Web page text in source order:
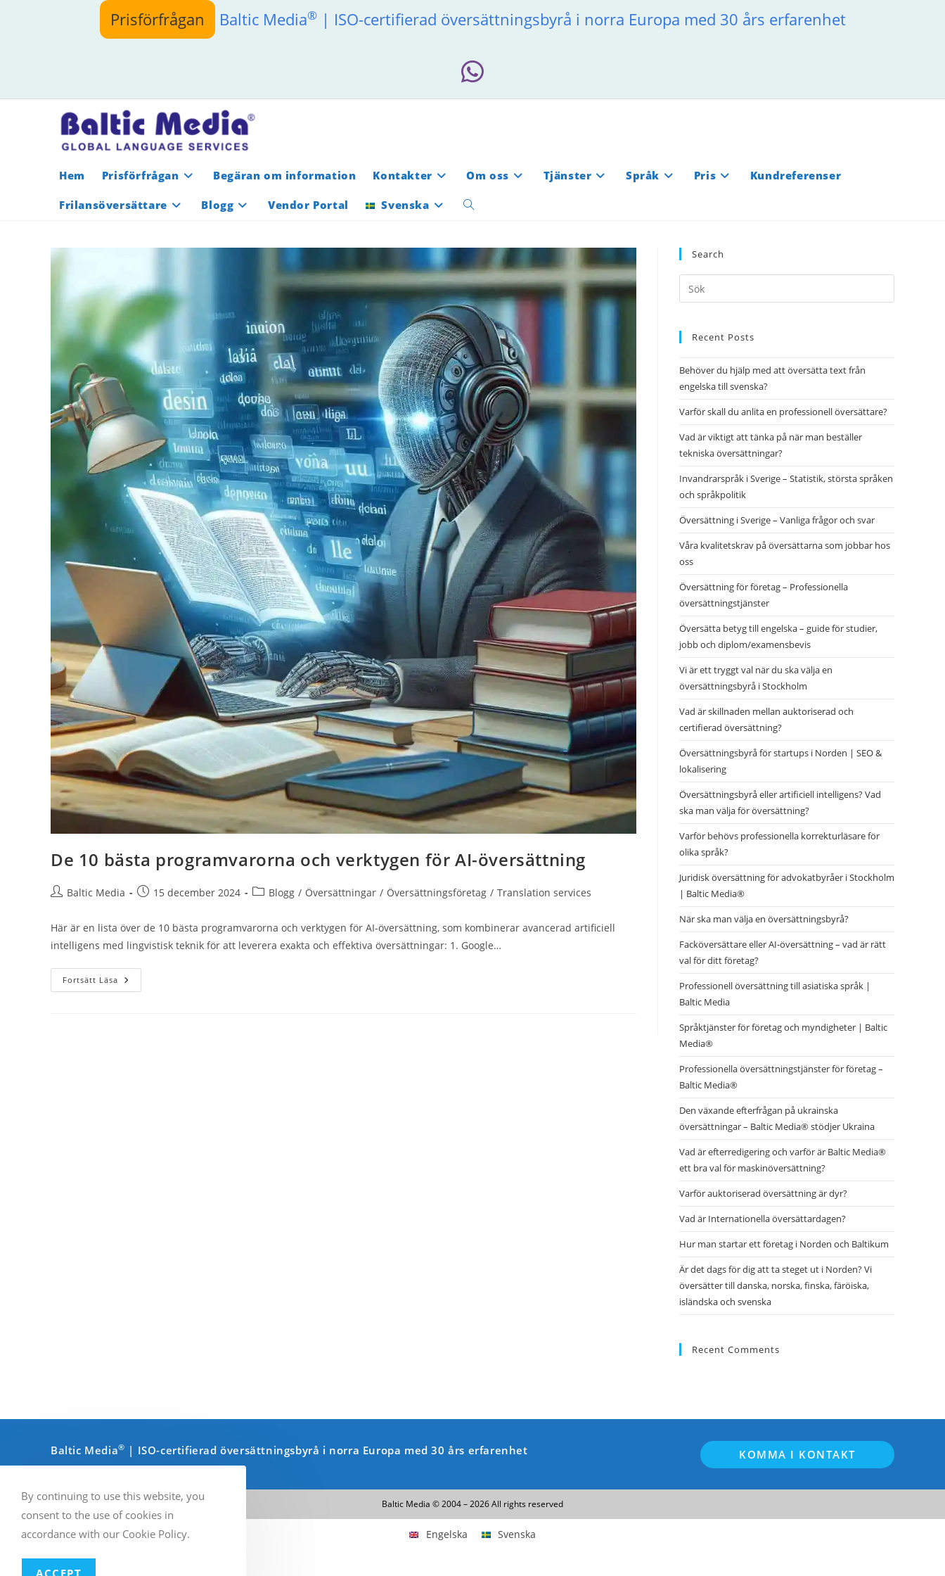
Prisförfrågan Baltic Media®| ISO-certifierad översättningsbyrå i norra Europa med 30 års erfarenhet
Hem Prisförfrågan Begäran om information Kontakter Om oss Tjänster Språk Pris
Kundreferenser
Frilansöversättare
Blogg Vendor Portal Svenska Slå
webbplatssökning
De 10 bästa programvarorna och verktygen för AI-översättning
Inläggsförfattare:
Baltic Media
Inlägget
15 december 2024 Inläggskategori:
Blogg / Översättningar / Översättningsföretag / Translation services
Här är en lista över de 10 bästa programvarorna och verktygen för AI-översättning, som kombinerar avancerad artificiell
intelligens med lingvistisk teknik för att leverera exakta och effektiva översättningar: 1. Google…
Fortsätt Läsa De
10
Search
Escape
Recent Posts
Behöver du hjälp med att översätta text från
engelska till svenska?
Varför skall du anlita en professionell översättare?
Vad är viktigt att tänka på när man beställer
tekniska översättningar?
Invandrarspråk i Sverige – Statistik, största språken
och språkpolitik
Översättning i Sverige – Vanliga frågor och svar
Våra kvalitetskrav på översättarna som jobbar hos
oss
Översättning för företag – Professionella
översättningstjänster
Översätta betyg till engelska – guide för studier,
jobb och diplom/examensbevis
Vi är ett tryggt val när du ska välja en
översättningsbyrå i Stockholm
Vad är skillnaden mellan auktoriserad och
certifierad översättning?
Översättningsbyrå för startups i Norden | SEO &
lokalisering
Översättningsbyrå eller artificiell intelligens? Vad
ska man välja för översättning?
Varför behövs professionella korrekturläsare för
olika språk?
Juridisk översättning för advokatbyråer i Stockholm
| Baltic Media®
När ska man välja en översättningsbyrå?
Facköversättare eller AI-översättning – vad är rätt
val för ditt företag?
Professionell översättning till asiatiska språk |
Baltic Media
Språktjänster för företag och myndigheter | Baltic
Media®
Professionella översättningstjänster för företag –
Baltic Media®
Den växande efterfrågan på ukrainska
översättningar – Baltic Media® stödjer Ukraina
Vad är efterredigering och varför är Baltic Media®
ett bra val för maskinöversättning?
Varför auktoriserad översättning är dyr?
Vad är Internationella översättardagen?
Hur man startar ett företag i Norden och Baltikum
Är det dags för dig att ta steget ut i Norden? Vi
översätter till danska, norska, finska, färöiska,
isländska och svenska
Recent Comments
Baltic Media® | ISO-certifierad översättningsbyrå i norra Europa med 30 års erfarenhet KOMMA I KONTAKT
Baltic Media © 2004 – 2026 All rights reserved
Engelska Svenska
By continuing to use this website, you
consent to the use of cookies in
accordance with our Cookie Policy.
ACCEPT